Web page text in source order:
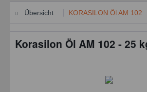
Übersicht KORASILON Öl AM 102
Korasilon Öl AM 102 - 25